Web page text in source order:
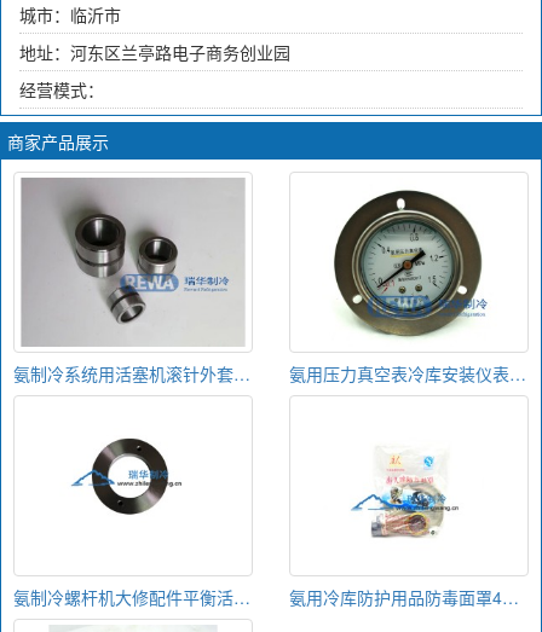
城市：临沂市
地址：河东区兰亭路电子商务创业园
经营模式：
商家产品展示
氨制冷系统用活塞机滚针外套DN100/125/170 氨用压力真空表冷库安装仪表高压2.4低压1.5防震压力表
氨制冷螺杆机大修配件平衡活塞平衡活塞套大冷烟冷武冷用平衡活塞 氨用冷库防护用品防毒面罩4号滤毒罐防毒唐人牌氨气防毒面具